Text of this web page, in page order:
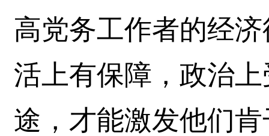
高党务工作者的经
活上有保障，政治
途，才能激发他们